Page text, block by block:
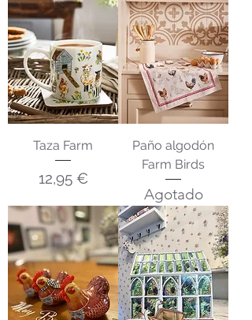
Taza Farm
Precio
12,95 €
Paño algodón
Farm Birds
Agotado